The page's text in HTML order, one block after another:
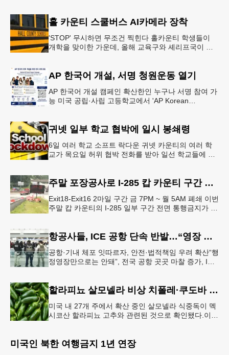
홀 카운티 스쿨버스 AI카메라 장착
'STOP' 무시하면 무조건 찍힌다 홀카운티 학생들이
개학을 맞이한 가운데, 올해 교육구와 셰리프국이 학
AP 한국어 개설, 서명 청원운동 열기
AP 한국어 개설 캠페인 확산한인 누구나 서명 참여 가
능 미국 공립·사립 고등학교에서 'AP Korean
귀넷 일부 학교 협박에 일시 봉쇄령
6일 여러 학교 소프트 락다운 귀넷 카운티의 여러 학
교가 목요일 허위 협박 전화를 받아 일선 학교들에 일
주말 포장공사로 I-285 캅 카운티 구간 통행금지
Exit18-Exit16 2마일 구간 금 7PM ~ 월 5AM 폐쇄 이번
주말 캅 카운티의 I-285 일부 구간 전면 통행금지가 시
항공사들, ICE 공항 단속 반발…“영장 없인 협조 불가”
공항·기내 체포 잇따르자, 안전·법적책임 우려 확산“행
정영장만으로는 안돼”, 전국 공항 곳곳 마찰 증가, ICE
할라피뇨 살모넬라 비상 치폴레·쿠도바 긴급 회수
미국 내 27개 주에서 확산 중인 살모넬라 식중독이 멕
시코산 할라피뇨 고추와 관련된 것으로 확인됐다.이에
미국인 북한 여행금지 1년 연장